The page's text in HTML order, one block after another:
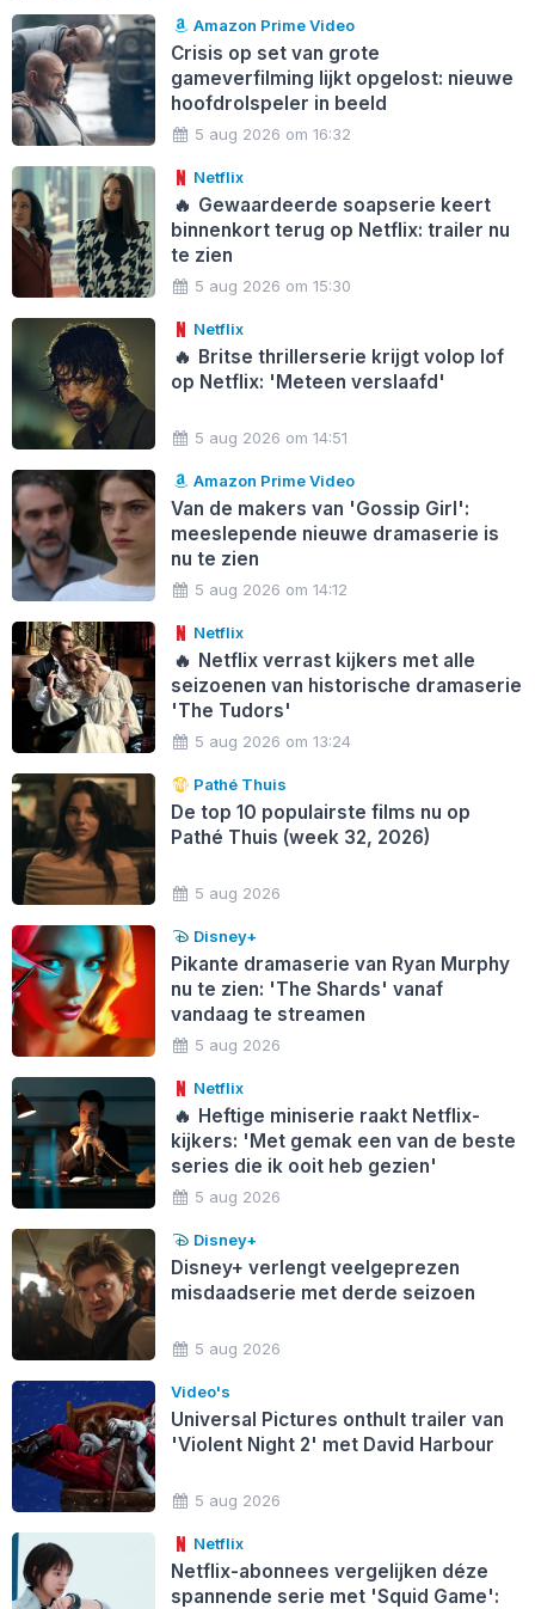
Amazon Prime Video
Crisis op set van grote
gameverfilming lijkt opgelost: nieuwe
hoofdrolspeler in beeld
5 aug 2026 om 16:32
Netflix
🔥 Gewaardeerde soapserie keert
binnenkort terug op Netflix: trailer nu
te zien
5 aug 2026 om 15:30
Netflix
🔥 Britse thrillerserie krijgt volop lof
op Netflix: 'Meteen verslaafd'
5 aug 2026 om 14:51
Amazon Prime Video
Van de makers van 'Gossip Girl':
meeslepende nieuwe dramaserie is
nu te zien
5 aug 2026 om 14:12
Netflix
🔥 Netflix verrast kijkers met alle
seizoenen van historische dramaserie
'The Tudors'
5 aug 2026 om 13:24
Pathé Thuis
De top 10 populairste films nu op
Pathé Thuis (week 32, 2026)
5 aug 2026
Disney+
Pikante dramaserie van Ryan Murphy
nu te zien: 'The Shards' vanaf
vandaag te streamen
5 aug 2026
Netflix
🔥 Heftige miniserie raakt Netflix-
kijkers: 'Met gemak een van de beste
series die ik ooit heb gezien'
5 aug 2026
Disney+
Disney+ verlengt veelgeprezen
misdaadserie met derde seizoen
5 aug 2026
Video's
Universal Pictures onthult trailer van
'Violent Night 2' met David Harbour
5 aug 2026
Netflix
Netflix-abonnees vergelijken déze
spannende serie met 'Squid Game':